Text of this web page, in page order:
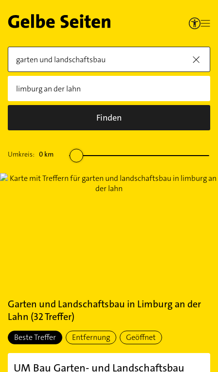
Finden
Umkreis: 0 km
Garten und Landschaftsbau in Limburg an der
Lahn (32Treffer)
Beste Treffer Entfernung Geöffnet
UM Bau Garten- und Landschaftsbau